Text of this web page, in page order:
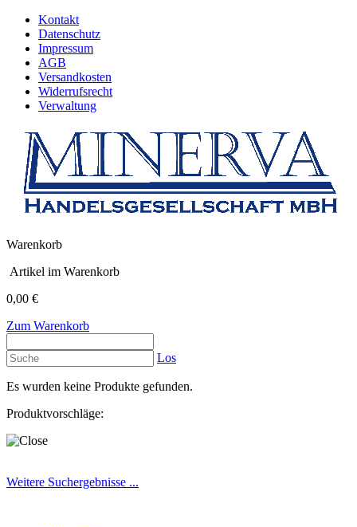
Kontakt
Datenschutz
Impressum
AGB
Versandkosten
Widerrufsrecht
Verwaltung
Warenkorb
Artikel im Warenkorb
0,00 €
Zum Warenkorb
Los
Es wurden keine Produkte gefunden.
Produktvorschläge:
Weitere Suchergebnisse ...